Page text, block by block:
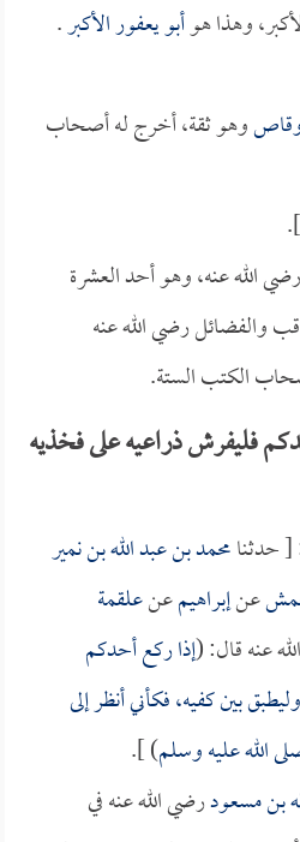
وهذا هوأبو يعفور الأكبر.
وهو ثقة، أخرج له أصحاب
رضي الله عنه، وهو أحد العشرة
والفضائل رضي الله عنه
الكتب الستة.
فليفرش ذراعيه على فخذيه
[ حدثنامحمد بن عبد الله بن نمير
عنإبراهيمعنعلقمة
عنه قال: (إذا ركع أحدكم
بين كفيه، فكأني أنظر إلى
الله عليه وسلم) ].
بن مسعودرضي الله عنه في